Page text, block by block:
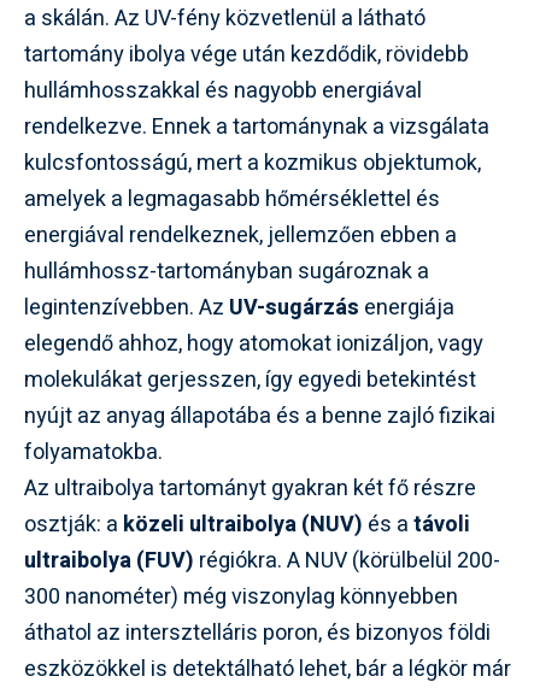
a skálán. Az UV-fény közvetlenül a látható
tartomány ibolya vége után kezdődik, rövidebb
hullámhosszakkal és nagyobb energiával
rendelkezve. Ennek a tartománynak a vizsgálata
kulcsfontosságú, mert a kozmikus objektumok,
amelyek a legmagasabb hőmérséklettel és
energiával rendelkeznek, jellemzően ebben a
hullámhossz-tartományban sugároznak a
legintenzívebben. Az UV-sugárzás energiája
elegendő ahhoz, hogy atomokat ionizáljon, vagy
molekulákat gerjesszen, így egyedi betekintést
nyújt az anyag állapotába és a benne zajló fizikai
folyamatokba.
Az ultraibolya tartományt gyakran két fő részre
osztják: a közeli ultraibolya (NUV) és atávoli
ultraibolya (FUV) régiókra. A NUV (körülbelül 200-
300 nanométer) még viszonylag könnyebben
áthatol az intersztelláris poron, és bizonyos földi
eszközökkel is detektálható lehet, bár a légkör már